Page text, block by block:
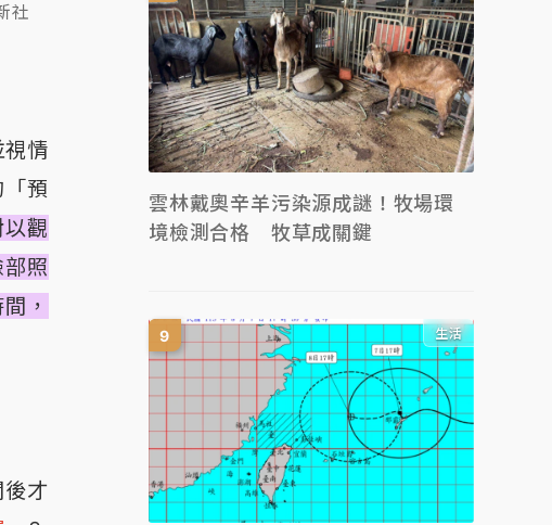
社
情
預
觀
照
，
才
雲林戴奧辛羊污染源成謎！牧場環
境檢測合格 牧草成關鍵
生活